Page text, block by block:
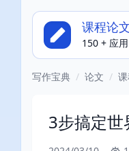
课程论
150 + 应
写作宝典 / 论文 /
3步搞定